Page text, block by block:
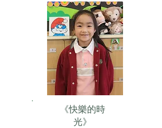
《快樂的時
光》